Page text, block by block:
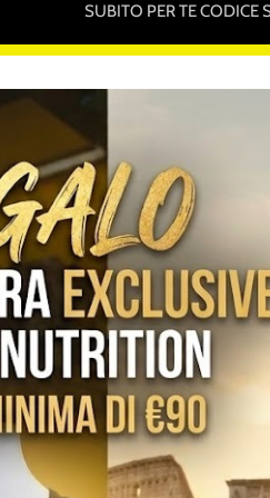
SUBITO PER TE CODICE
Sportive In VenditaPromo
BODY
risultati